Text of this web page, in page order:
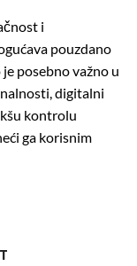
i
pouzdano
posebno važno u
digitalni
kontrolu
ga korisnim